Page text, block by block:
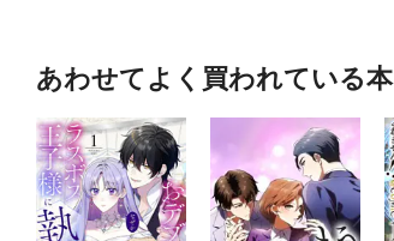
あわせてよく買われている本